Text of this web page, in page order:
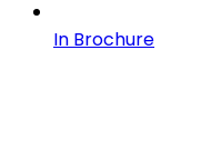
In Brochure